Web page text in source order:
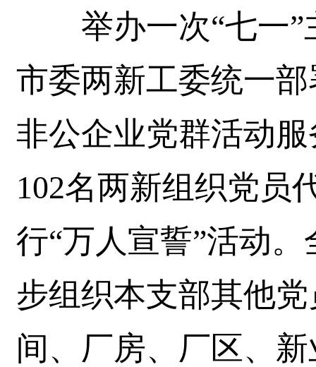
举办一次“七一”
市委两新工委统一
非公企业党群活动
102名两新组织党员
行“万人宣誓”活动
步组织本支部其他
间、厂房、厂区、